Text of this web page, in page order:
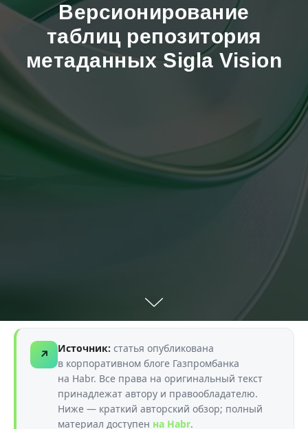
Версионирование
таблиц репозитория
метаданных Sigla Vision
↗ Источник: статья опубликована
в корпоративном блоге Газпромбанка
на Habr. Все права на оригинальный текст
принадлежат автору и правообладателю.
Ниже — краткий авторский обзор; полный
материал доступен на Habr.